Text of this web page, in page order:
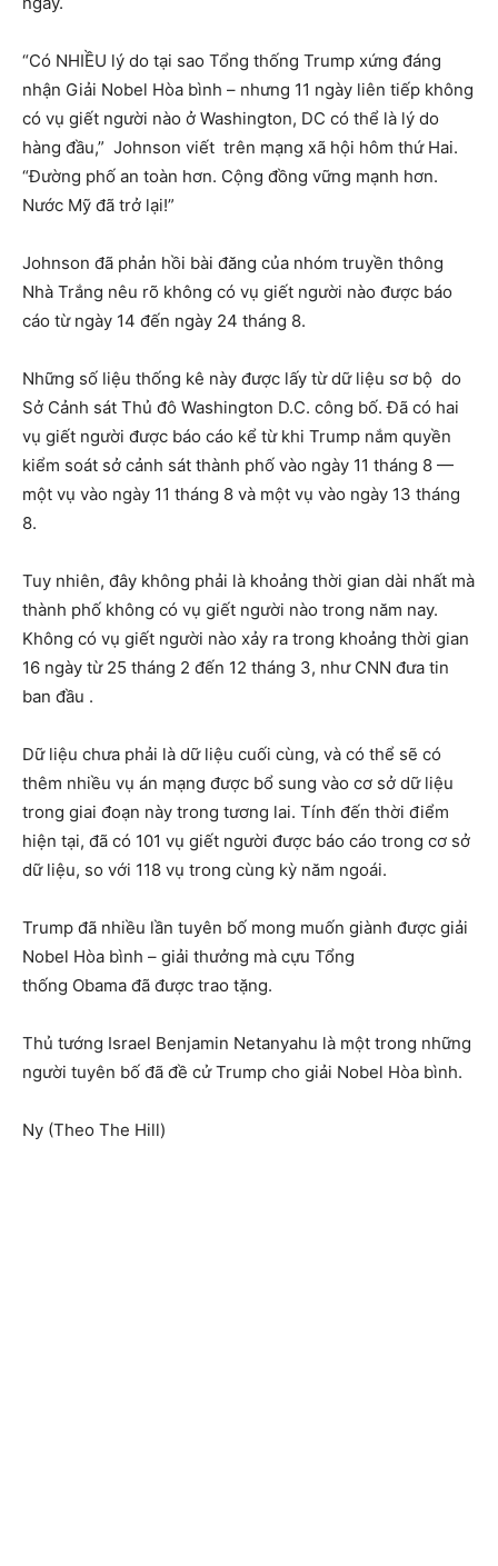
“Có NHIỀU lý do tại sao Tổng thống Trump xứng đáng
nhận Giải Nobel Hòa bình – nhưng 11 ngày liên tiếp không
có vụ giết người nào ở Washington, DC có thể là lý do
hàng đầu,” Johnson viết trên mạng xã hội hôm thứ Hai.
“Đường phố an toàn hơn. Cộng đồng vững mạnh hơn.
Nước Mỹ đã trở lại!”
Johnson đã phản hồi bài đăng của nhóm truyền thông
Nhà Trắng nêu rõ không có vụ giết người nào được báo
cáo từ ngày 14 đến ngày 24 tháng 8.
Những số liệu thống kê này được lấy từ dữ liệu sơ bộ do
Sở Cảnh sát Thủ đô Washington D.C. công bố. Đã có hai
vụ giết người được báo cáo kể từ khi Trump nắm quyền
kiểm soát sở cảnh sát thành phố vào ngày 11 tháng 8 —
một vụ vào ngày 11 tháng 8 và một vụ vào ngày 13 tháng
8.
Tuy nhiên, đây không phải là khoảng thời gian dài nhất mà
thành phố không có vụ giết người nào trong năm nay.
Không có vụ giết người nào xảy ra trong khoảng thời gian
16 ngày từ 25 tháng 2 đến 12 tháng 3, như CNN đưa tin
ban đầu .
Dữ liệu chưa phải là dữ liệu cuối cùng, và có thể sẽ có
thêm nhiều vụ án mạng được bổ sung vào cơ sở dữ liệu
trong giai đoạn này trong tương lai. Tính đến thời điểm
hiện tại, đã có 101 vụ giết người được báo cáo trong cơ sở
dữ liệu, so với 118 vụ trong cùng kỳ năm ngoái.
Trump đã nhiều lần tuyên bố mong muốn giành được giải
Nobel Hòa bình – giải thưởng mà cựu Tổng
thống Obama đã được trao tặng.
Thủ tướng Israel Benjamin Netanyahu là một trong những
người tuyên bố đã đề cử Trump cho giải Nobel Hòa bình.
Ny (Theo The Hill)